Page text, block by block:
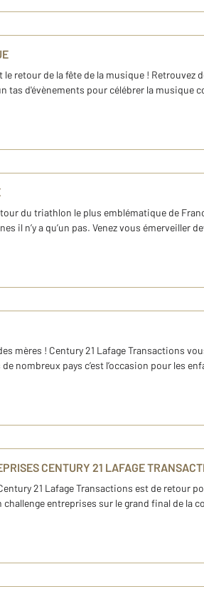
le retour de la fête de la musique !
tas d'évènements pour célébrer la musique
du triathlon le plus emblématique de
il n’y a qu’un pas. Venez vous
mères ! Century 21 Lafage Transactions
nombreux pays c’est l’occasion pour les
CENTURY 21 LAFAGE
21 Lafage Transactions est de retour
entreprises sur le grand final de la